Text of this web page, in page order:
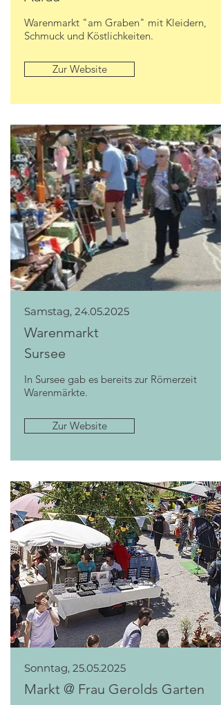
Warenmarkt "am Graben" mit Kleidern,
Schmuck und Köstlichkeiten.
Zur Website
Samstag, 24.05.2025
Warenmarkt
Sursee
In Sursee gab es bereits zur Römerzeit
Warenmärkte.
Zur Website
Sonntag, 25.05.2025
Markt @ Frau Gerolds Garten